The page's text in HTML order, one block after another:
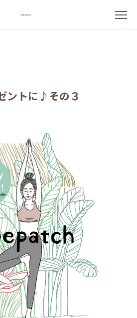
ントに♪その３